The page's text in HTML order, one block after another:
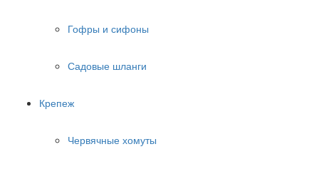
Гофры и сифоны
Садовые шланги
Крепеж
Червячные хомуты